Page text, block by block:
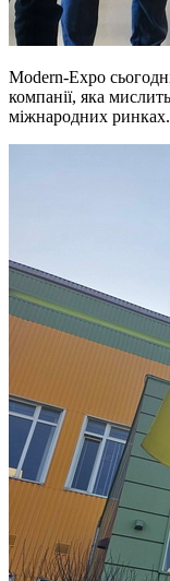
Modern-Expo
компанії, яка
міжнародних ринках.